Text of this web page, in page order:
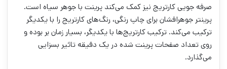
صرفه جویی کارتریج نیز کمک می‌کند پرینت با جوهر سیاه است.
پرینتر جوهرافشان برای چاپ رنگی، رنگ‌های کارتریج را با یکدیگر
ترکیب می‌کند. ترکیب کارتریج‌ها با یکدیگر، بسیار زمان بر بوده و
روی تعداد صفحات پرینت شده در یک دقیقه تاثیر بسزایی
می‌گذارد.